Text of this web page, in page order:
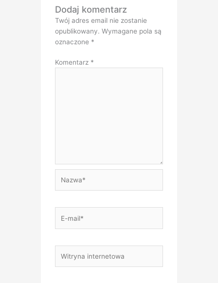
Dodaj komentarz
Twój adres email nie zostanie
opublikowany. Wymagane pola są
oznaczone *
Komentarz *
mail*
internetowa